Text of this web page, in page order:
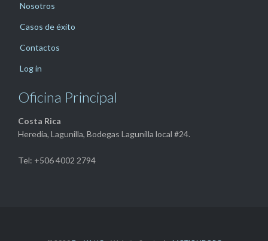
Nosotros
Casos de éxito
Contactos
Log in
Oficina Principal
Costa Rica
Heredia, Lagunilla, Bodegas Lagunilla local #24.
Tel: +506 4002 2794